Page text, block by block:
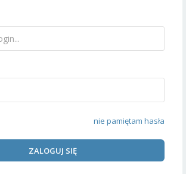
nie pamiętam hasła
ZALOGUJ SIĘ